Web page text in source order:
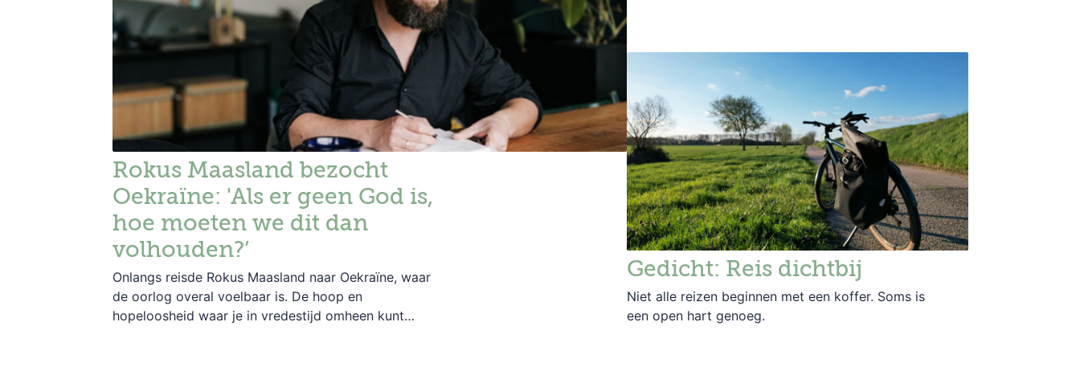
Rokus Maasland bezocht
Oekraïne: 'Als er geen God is,
hoe moeten we dit dan
volhouden?’
Onlangs reisde Rokus Maasland naar Oekraïne, waar
de oorlog overal voelbaar is. De hoop en
hopeloosheid waar je in vredestijd omheen kunt
Gedicht: Reis dichtbij
Niet alle reizen beginnen met een koffer. Soms is
een open hart genoeg.